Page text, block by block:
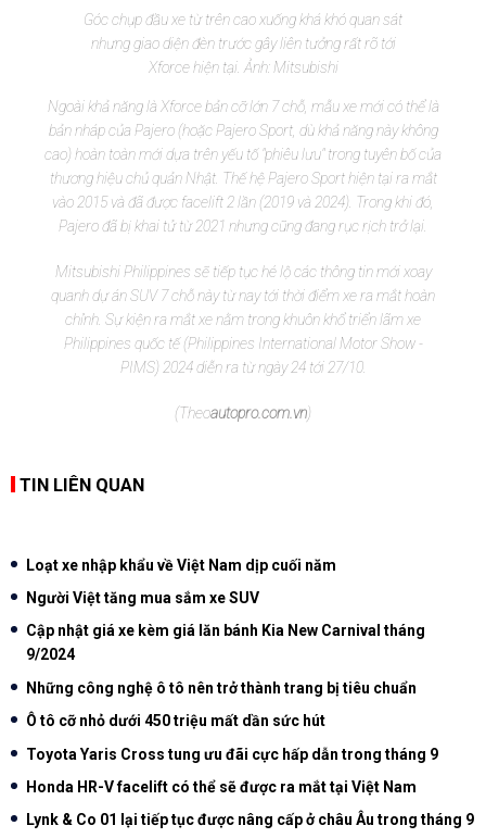
Góc chụp đầu xe từ trên cao xuống khá khó quan sát
nhưng giao diện đèn trước gây liên tưởng rất rõ tới
Xforce hiện tại. Ảnh: Mitsubishi
Ngoài khả năng là Xforce bản cỡ lớn 7 chỗ, mẫu xe mới có thể là
bản nháp của Pajero (hoặc Pajero Sport, dù khả năng này không
cao) hoàn toàn mới dựa trên yếu tố "phiêu lưu" trong tuyên bố của
thương hiệu chủ quản Nhật. Thế hệ Pajero Sport hiện tại ra mắt
vào 2015 và đã được facelift 2 lần (2019 và 2024). Trong khi đó,
Pajero đã bị khai tử từ 2021 nhưng cũng đang rục rịch trở lại.
Mitsubishi Philippines sẽ tiếp tục hé lộ các thông tin mới xoay
quanh dự án SUV 7 chỗ này từ nay tới thời điểm xe ra mắt hoàn
chỉnh. Sự kiện ra mắt xe nằm trong khuôn khổ triển lãm xe
Philippines quốc tế (Philippines International Motor Show -
PIMS) 2024 diễn ra từ ngày 24 tới 27/10.
(Theoautopro.com.vn
TIN LIÊN QUAN
Loạt xe nhập khẩu về Việt Nam dịp cuối năm
Người Việt tăng mua sắm xe SUV
Cập nhật giá xe kèm giá lăn bánh Kia New Carnival tháng
9/2024
Những công nghệ ô tô nên trở thành trang bị tiêu chuẩn
Ô tô cỡ nhỏ dưới 450 triệu mất dần sức hút
Toyota Yaris Cross tung ưu đãi cực hấp dẫn trong tháng 9
Honda HR-V facelift có thể sẽ được ra mắt tại Việt Nam
Lynk & Co 01 lại tiếp tục được nâng cấp ở châu Âu trong tháng 9